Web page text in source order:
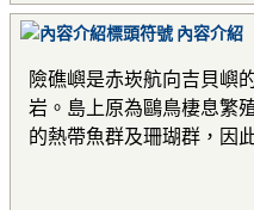
內容介紹
險礁嶼是赤崁航向吉貝嶼
岩。島上原為鷗鳥棲息繁
的熱帶魚群及珊瑚群，因